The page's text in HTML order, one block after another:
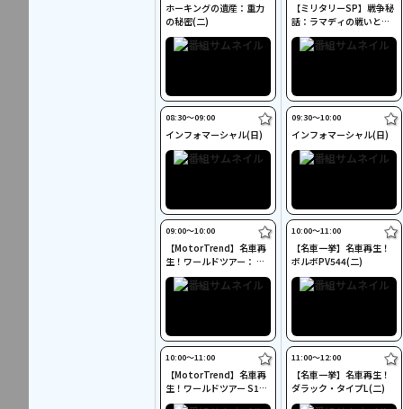
ホーキングの遺産：重力
の秘密(二)
08:30〜09:00
インフォマーシャル(日)
09:00〜10:00
【MotorTrend】名車再
生！ワールドツアー： ピ
ックアップトラック(二)
10:00〜11:00
【MotorTrend】名車再
生！ワールドツアー S1：
伝説のサーフワゴン(二)
【ミリタリーSP】戦争秘
話：ラマディの戦いと米
陸軍の戦略(二)
09:30〜10:00
インフォマーシャル(日)
10:00〜11:00
【名車一挙】名車再生！
ボルボPV544(二)
11:00〜12:00
【名車一挙】名車再生！
ダラック・タイプL(二)